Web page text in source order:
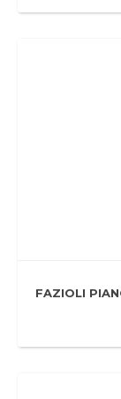
FAZIOLI